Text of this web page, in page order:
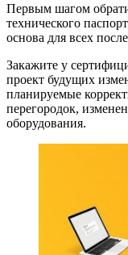
Первым шагом
технического
основа для всех
Закажите у
проект будущих
планируемые
перегородок,
оборудования.